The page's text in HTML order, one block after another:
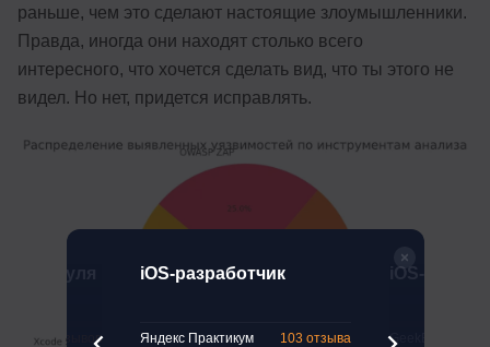
раньше, чем это сделают настоящие злоумышленники.
Правда, иногда они находят столько всего
интересного, что хочется сделать вид, что ты этого не
видел. Но нет, придется исправлять.
47 отзывов
iOS-разработчик
Яндекс Практикум 103 отзыва
iOS-
GeekBrains